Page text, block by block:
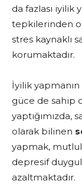
da fazlası iyilik
tepkilerinden
stres kaynaklı
korumaktadır.
İyilik
güce de sahip
yaptığımızda,
olarak bilinen
yapmak,
depresif
azaltmaktadır.